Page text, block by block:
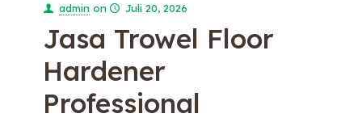
admin on Juli 20, 2026
Jasa Trowel Floor
Hardener
Professional